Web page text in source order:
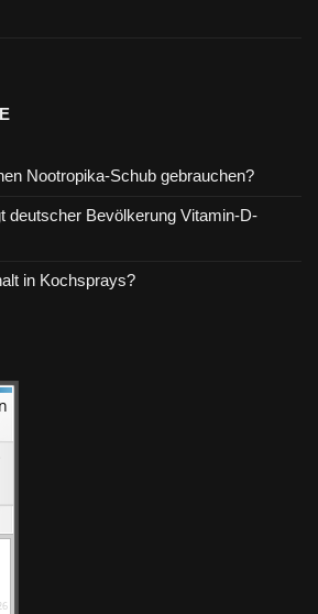
Nootropika-Schub gebrauchen?
deutscher Bevölkerung Vitamin-D-
in Kochsprays?